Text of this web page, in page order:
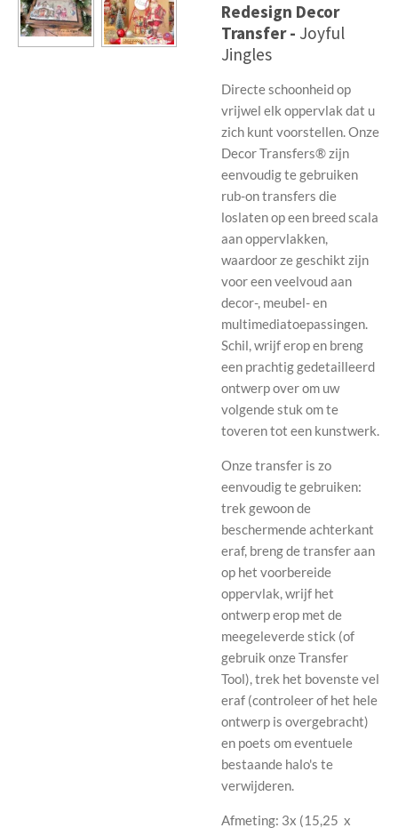
Redesign Decor
Transfer - Joyful
Jingles
Directe schoonheid op
vrijwel elk oppervlak dat u
zich kunt voorstellen. Onze
Decor Transfers® zijn
eenvoudig te gebruiken
rub-on transfers die
loslaten op een breed scala
aan oppervlakken,
waardoor ze geschikt zijn
voor een veelvoud aan
decor-, meubel- en
multimediatoepassingen.
Schil, wrijf erop en breng
een prachtig gedetailleerd
ontwerp over om uw
volgende stuk om te
toveren tot een kunstwerk.
Onze transfer is zo
eenvoudig te gebruiken:
trek gewoon de
beschermende achterkant
eraf, breng de transfer aan
op het voorbereide
oppervlak, wrijf het
ontwerp erop met de
meegeleverde stick (of
gebruik onze Transfer
Tool), trek het bovenste vel
eraf (controleer of het hele
ontwerp is overgebracht)
en poets om eventuele
bestaande halo's te
verwijderen.
Afmeting: 3x (15,25 x